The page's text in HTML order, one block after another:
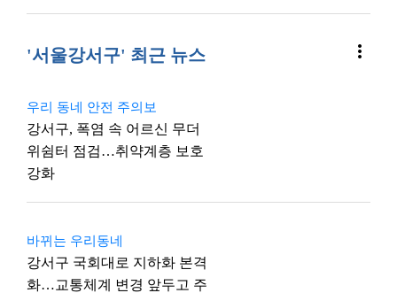
'서울강서구' 최근 뉴스 more_vert
우리 동네 안전 주의보
강서구, 폭염 속 어르신 무더
위쉼터 점검…취약계층 보호
강화
바뀌는 우리동네
강서구 국회대로 지하화 본격
화…교통체계 변경 앞두고 주